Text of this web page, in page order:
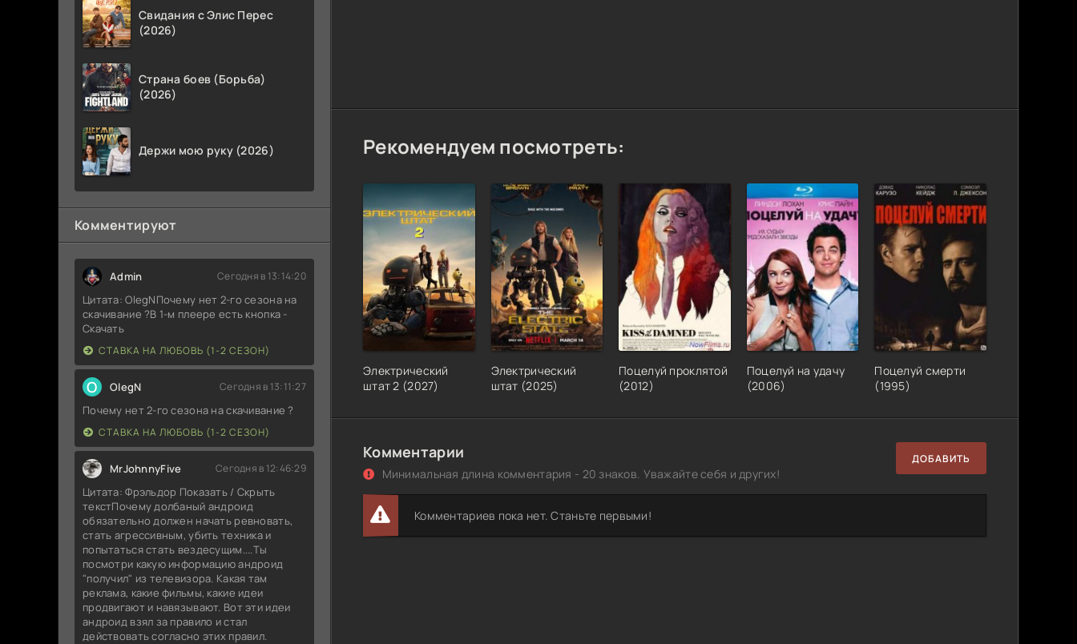
Свидания с Элис Перес
(2026)
Страна боев (Борьба)
(2026)
Держи мою руку (2026)
Комментируют
Admin Сегодня в 13:14:20
Цитата: OlegNПочему нет 2-го сезона на
скачивание ?В 1-м плеере есть кнопка -
Скачать
СТАВКА НА ЛЮБОВЬ (1-2 СЕЗОН)
O OlegN Сегодня в 13:11:27
Почему нет 2-го сезона на скачивание ?
СТАВКА НА ЛЮБОВЬ (1-2 СЕЗОН)
MrJohnnyFive Сегодня в 12:46:29
Цитата: Фрэльдор Показать / Скрыть
текстПочему долбаный андроид
обязательно должен начать ревновать,
стать агрессивным, убить техника и
попытаться стать вездесущим....Ты
посмотри какую информацию андроид
"получил" из телевизора. Какая там
реклама, какие фильмы, какие идеи
продвигают и навязывают. Вот эти идеи
андроид взял за правило и стал
действовать согласно этих правил.
Рекомендуем посмотреть:
Электрический
штат 2 (2027)
Электрический
штат (2025)
Поцелуй проклятой
(2012)
Поцелуй на удачу
(2006)
Поцелуй смерти
(1995)
Комментарии
Минимальная длина комментария - 20 знаков. Уважайте себя и других!
ДОБАВИТЬ
Комментариев пока нет. Станьте первыми!